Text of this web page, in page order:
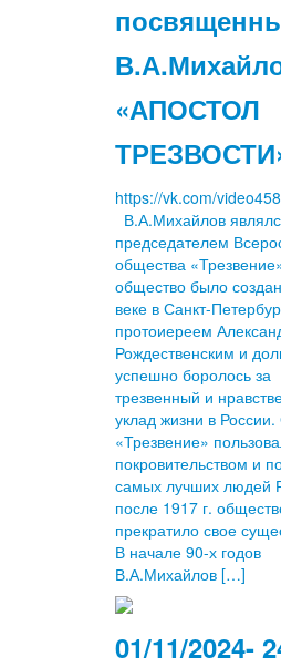
«АПОСТОЛ
https://vk.com/
В.А.Михайлов
председателем
общества
общество было
веке в Санкт-
протоиереем
Рождественским и
успешно боролось за
трезвенный и
уклад жизни в
«Трезвение»
покровительством и
самых лучших людей
после 1917 г.
прекратило свое
В начале 90-х годов
В.А.Михайлов […]
01/11/2024-